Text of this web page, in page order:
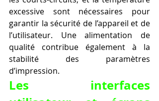
excessive sont nécessaires pour
garantir la sécurité de l’appareil et de
l’utilisateur. Une alimentation de
qualité contribue également à la
stabilité des paramètres
d’impression.
Les interfaces